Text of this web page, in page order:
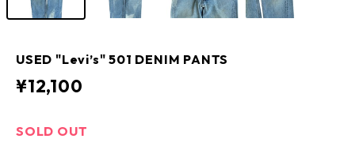
USED "Levi’s" 501 DENIM PANTS
¥12,100
SOLD OUT